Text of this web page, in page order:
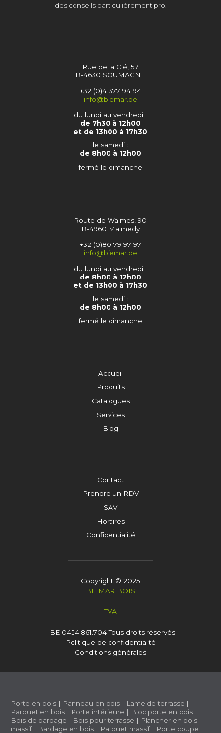
des conseils particulièrement pro.
Accueil
Produits
Catalogues
Services
Blog
Contact
Prendre un RDV
SAV
Horaires
Confidentialité
Rue de la Clé, 57
B-4630 SOUMAGNE
+32 (0)4 377 94 94
info@biemar.be
du lundi au vendredi :
de 7h30 à 12h00
et de 13h00 à 17h30
le samedi :
de 8h00 à 12h00
fermé le dimanche
Route de Waimes, 90
B-4960 Malmedy
+32 (0)80 79 97 97
info@biemar.be
du lundi au vendredi :
de 8h00 à 12h00
et de 13h00 à 17h30
le samedi :
de 8h00 à 12h00
fermé le dimanche
Copyright © 2025
BIEMAR BOIS
TVA
: BE 0454.861.704Tous droits réservés
Politique de confidentialité
Conditions générales
Porte en bois | Panneau en bois | Lame de terrasse |
Parquet en bois | Porte intérieure | Bloc porte en bois |
Bois de bardage | Bois pour terrasse | Plancher en bois
massif| Bardage en bois | Parquet massif| Porte coupe